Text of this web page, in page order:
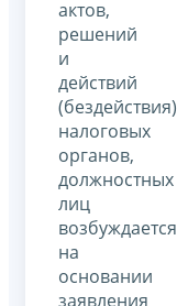
актов,
решений
и
действий
(бездействия)
налоговых
органов,
должностных
лиц
возбуждается
на
основании
заявления